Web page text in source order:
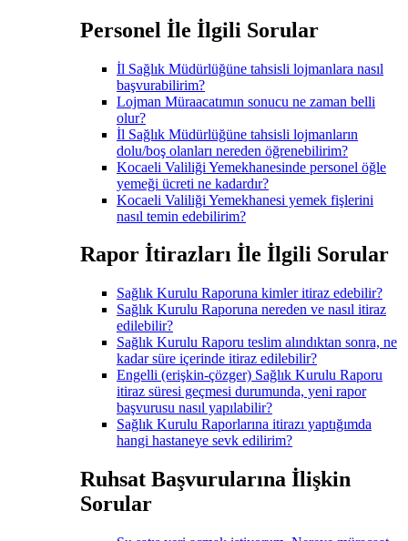
Personel İle İlgili Sorular
İl Sağlık Müdürlüğüne tahsisli lojmanlara nasıl
başvurabilirim?
Lojman Müraacatımın sonucu ne zaman belli
olur?
İl Sağlık Müdürlüğüne tahsisli lojmanların
dolu/boş olanları nereden öğrenebilirim?
Kocaeli Valiliği Yemekhanesinde personel öğle
yemeği ücreti ne kadardır?
Kocaeli Valiliği Yemekhanesi yemek fişlerini
nasıl temin edebilirim?
Rapor İtirazları İle İlgili Sorular
Sağlık Kurulu Raporuna kimler itiraz edebilir?
Sağlık Kurulu Raporuna nereden ve nasıl itiraz
edilebilir?
Sağlık Kurulu Raporu teslim alındıktan sonra, ne
kadar süre içerinde itiraz edilebilir?
Engelli (erişkin-çözger) Sağlık Kurulu Raporu
itiraz süresi geçmesi durumunda, yeni rapor
başvurusu nasıl yapılabilir?
Sağlık Kurulu Raporlarına itirazı yaptığımda
hangi hastaneye sevk edilirim?
Ruhsat Başvurularına İlişkin
Sorular